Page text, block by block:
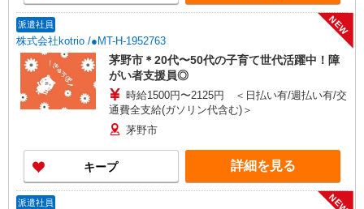
派遣社員
株式会社kotrio /●MT-H-1952763
NEW
茅野市＊20代〜50代の子育て世代活躍中！障
がい者支援員◎
時給1500円〜2125円 ＜日払い有/週払い有/交
通費全支給(ガソリン代含む)＞
茅野市
キープ 詳細を見る
派遣社員 NEW